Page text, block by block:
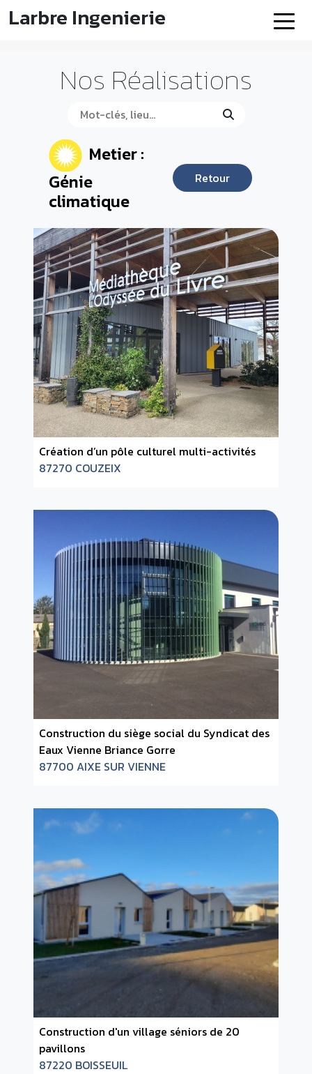
Larbre Ingenierie
Nos Réalisations
Metier :
Génie
climatique
Retour
Création d’un pôle culturel multi-activités
87270 COUZEIX
Construction du siège social du Syndicat des
Eaux Vienne Briance Gorre
87700 AIXE SUR VIENNE
Construction d'un village séniors de 20
pavillons
87220 BOISSEUIL